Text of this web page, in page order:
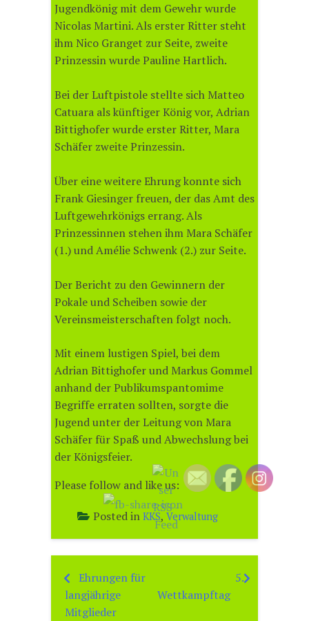
Jugendkönig mit dem Gewehr wurde
Nicolas Martini. Als erster Ritter steht
ihm Nico Granget zur Seite, zweite
Prinzessin wurde Pauline Hartlich.
Bei der Luftpistole stellte sich Matteo
Catuara als künftiger König vor, Adrian
Bittighofer wurde erster Ritter, Mara
Schäfer zweite Prinzessin.
Über eine weitere Ehrung konnte sich
Frank Giesinger freuen, der das Amt des
Luftgewehrkönigs errang. Als
Prinzessinnen stehen ihm Mara Schäfer
(1.) und Amélie Schwenk (2.) zur Seite.
Der Bericht zu den Gewinnern der
Pokale und Scheiben sowie der
Vereinsmeisterschaften folgt noch.
Mit einem lustigen Spiel, bei dem
Adrian Bittighofer und Markus Gommel
anhand der Publikumspantomime
Begriffe erraten sollten, sorgte die
Jugend unter der Leitung von Mara
Schäfer für Spaß und Abwechslung bei
der Königsfeier.
Please follow and like us:
Posted in KKS,Verwaltung
Beitragsnavigation
Ehrungen für
langjährige
Mitglieder
5.
Wettkampftag